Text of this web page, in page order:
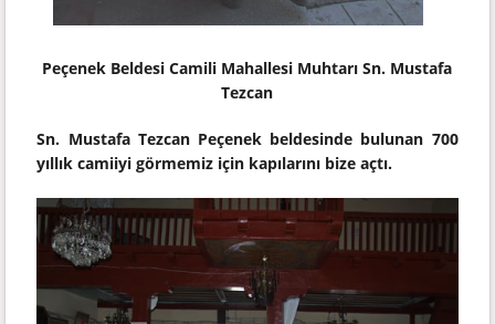
Peçenek Beldesi Camili Mahallesi Muhtarı Sn. Mustafa
Tezcan
Sn. Mustafa Tezcan Peçenek beldesinde bulunan 700
yıllık camiiyi görmemiz için kapılarını bize açtı.